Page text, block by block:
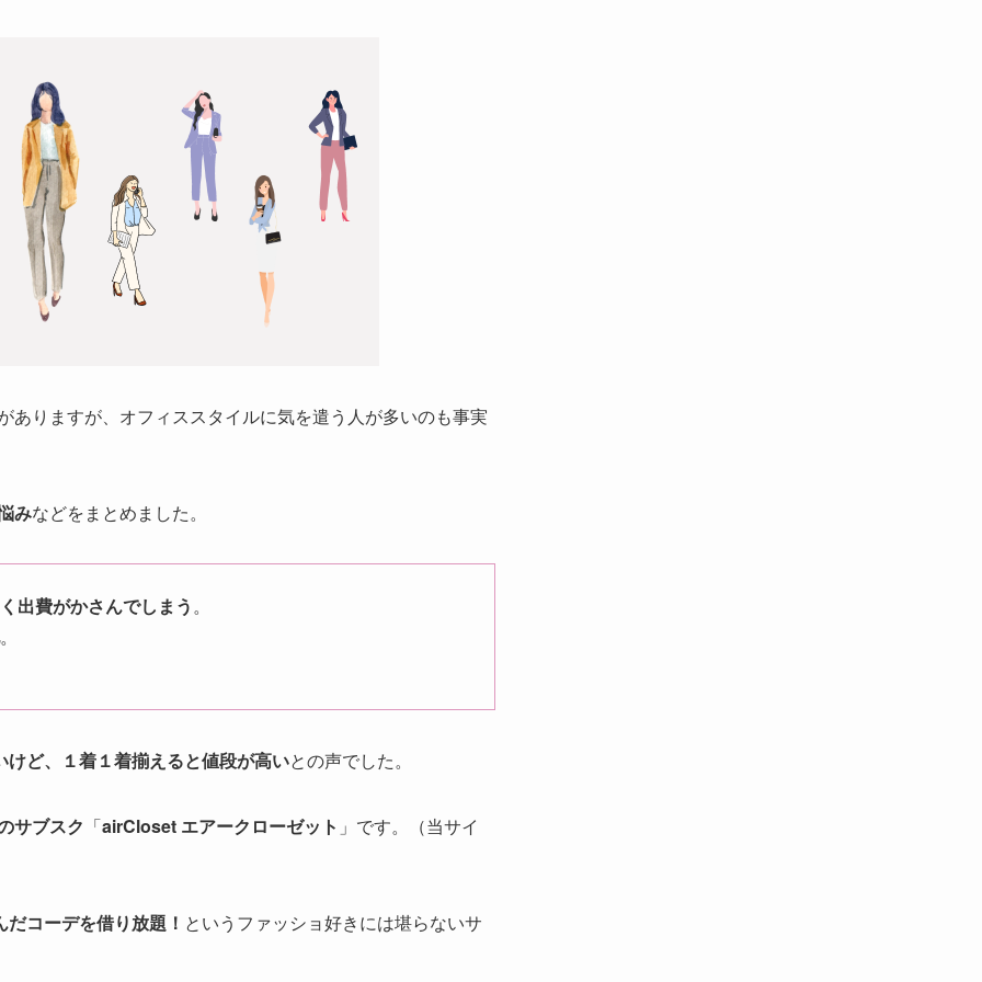
りますが、オフィススタイルに気を遣う人が多いのも事実
みなどをまとめました。
出費がかさんでしまう。
。
ど、１着１着揃えると値段が高いとの声でした。
サブスク 「airCloset エアークローゼット 」です。（当サイ
コーデを借り放題！ というファッショ好きには堪らないサ